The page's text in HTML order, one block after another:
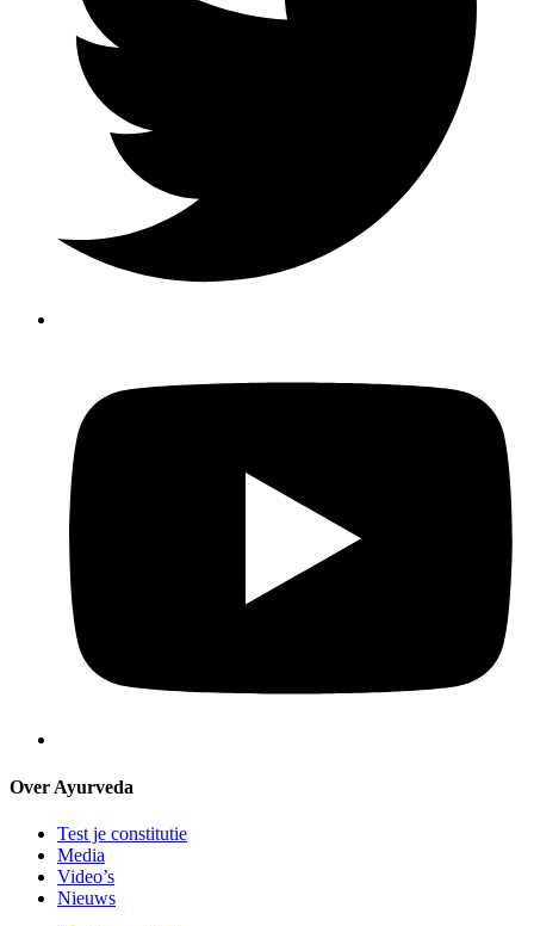
Over Ayurveda
Test je constitutie
Media
Video’s
Nieuws